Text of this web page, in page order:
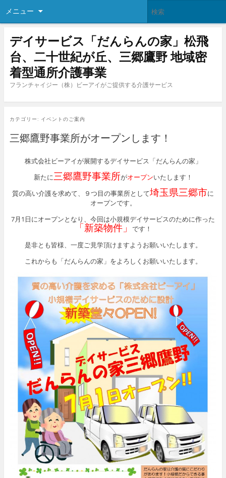
メニュー
デイサービス「だんらんの家」松飛
台、二十世紀が丘、三郷鷹野 地域密
着型通所介護事業
フランチャイジー（株）ビーアイがご提供する介護サービス
カテゴリー: イベントのご案内
三郷鷹野事業所がオープンします！
株式会社ビーアイが展開するデイサービス「だんらんの家」
新たに三郷鷹野事業所がオープンいたします！
質の高い介護を求めて、９つ目の事業所として埼玉県三郷市に
オープンです。
7月1日にオープンとなり、今回は小規模デイサービスのために作った
「新築物件」
です！
是非とも皆様、一度ご見学頂けますようお願いいたします。
これからも「だんらんの家」をよろしくお願いいたします。